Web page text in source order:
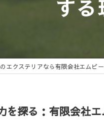
す
エクステリアなら有限会社エムビ
を探る：有限会社